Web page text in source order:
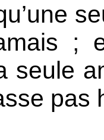
;
seule
pas